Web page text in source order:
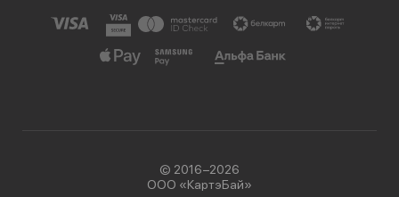
© 2016−2026
ООО «КартэБай»